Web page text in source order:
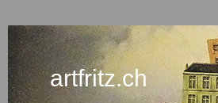
artfritz.ch